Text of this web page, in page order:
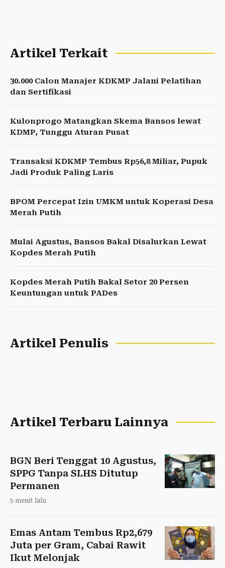
Artikel Terkait
30.000 Calon Manajer KDKMP Jalani Pelatihan
dan Sertifikasi
Kulonprogo Matangkan Skema Bansos lewat
KDMP, Tunggu Aturan Pusat
Transaksi KDKMP Tembus Rp56,8 Miliar, Pupuk
Jadi Produk Paling Laris
BPOM Percepat Izin UMKM untuk Koperasi Desa
Merah Putih
Mulai Agustus, Bansos Bakal Disalurkan Lewat
Kopdes Merah Putih
Kopdes Merah Putih Bakal Setor 20 Persen
Keuntungan untuk PADes
Artikel Penulis
Artikel Terbaru Lainnya
BGN Beri Tenggat 10 Agustus,
SPPG Tanpa SLHS Ditutup
Permanen
5 menit lalu
Emas Antam Tembus Rp2,679
Juta per Gram, Cabai Rawit
Ikut Melonjak